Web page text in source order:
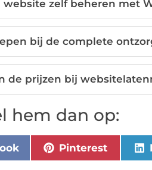
website zelf beheren met
bij de complete
de prijzen bij
hem dan op:
Pinterest